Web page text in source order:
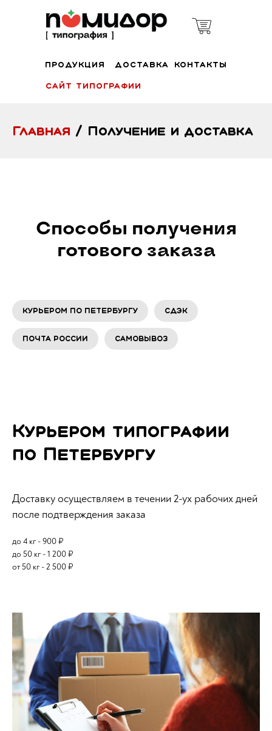
ПРОДУКЦИЯ ДОСТАВКА КОНТАКТЫ
САЙТ ТИПОГРАФИИ
Главная / Получение и доставка
Способы получения
готового заказа
Курьером по Петербургу СДЭК
Почта России Самовывоз
Курьером типографии
по Петербургу
Доставку осуществляем в течении 2-ух рабочих дней
после подтверждения заказа
до 4 кг - 900 ₽
до 50 кг - 1 200 ₽
от 50 кг - 2 500 ₽